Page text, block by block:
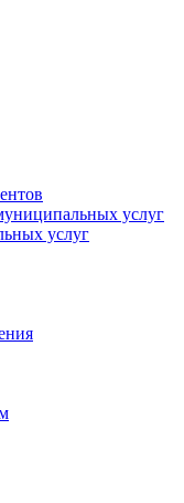
услуг
услуг